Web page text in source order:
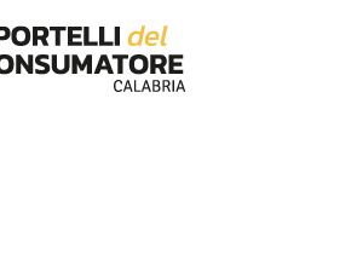
rapida:
della pagina
rapida
la navigazione